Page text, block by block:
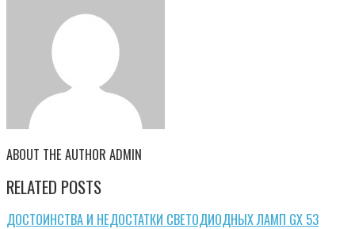
ABOUT THE AUTHOR ADMIN
RELATED POSTS
ДОСТОИНСТВА И НЕДОСТАТКИ СВЕТОДИОДНЫХ ЛАМП GX 53